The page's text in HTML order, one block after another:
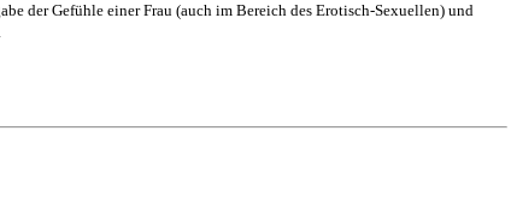
der Gefühle einer Frau (auch im Bereich des Erotisch-Sexuellen) und